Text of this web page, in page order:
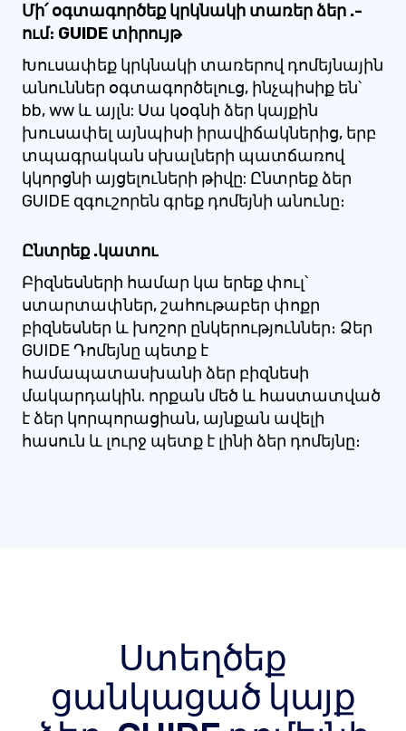
Մի՛ օգտագործեք կրկնակի տառեր ձեր .-
ում։ GUIDE տիրույթ
Խուսափեք կրկնակի տառերով դոմեյնային
անուններ օգտագործելուց, ինչպիսիք են՝
bb, ww և այլն: Սա կօգնի ձեր կայքին
խուսափել այնպիսի իրավիճակներից, երբ
տպագրական սխալների պատճառով
կկորցնի այցելուների թիվը: Ընտրեք ձեր
GUIDE զգուշորեն գրեք դոմեյնի անունը։
Ընտրեք .կատու
Բիզնեսների համար կա երեք փուլ՝
ստարտափներ, շահութաբեր փոքր
բիզնեսներ և խոշոր ընկերություններ։ Ձեր
GUIDE Դոմեյնը պետք է
համապատասխանի ձեր բիզնեսի
մակարդակին. որքան մեծ և հաստատված
է ձեր կորպորացիան, այնքան ավելի
հասուն և լուրջ պետք է լինի ձեր դոմեյնը։
Ստեղծեք
ցանկացած կայք